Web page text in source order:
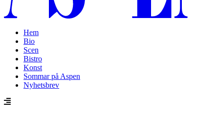
Hem
Bio
Scen
Bistro
Konst
Sommar på Aspen
Nyhetsbrev